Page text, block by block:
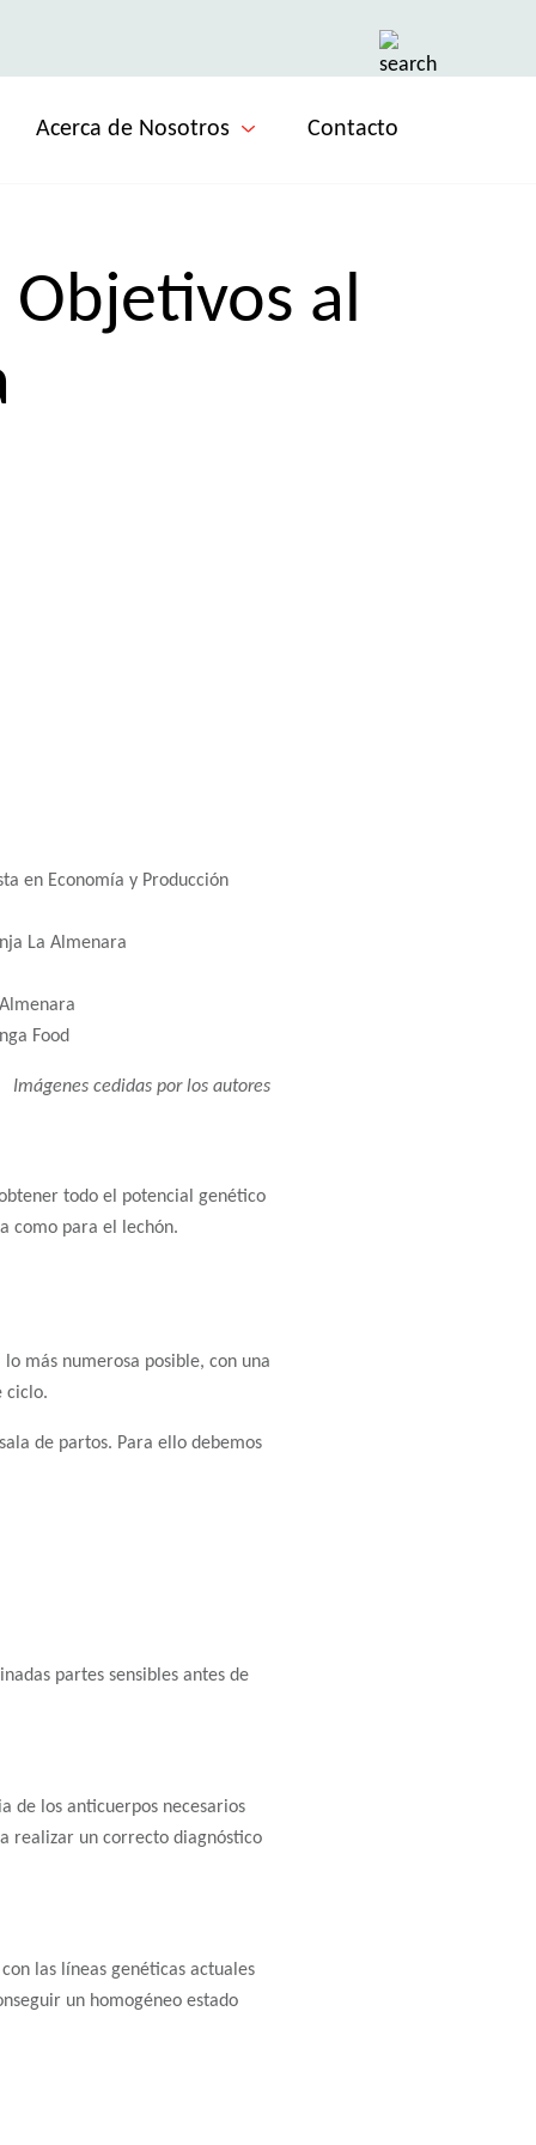
Acerca de Nosotros Contacto
Objetivos al
en Economía y Producción
La Almenara
Food
Imágenes cedidas por los autores
todo el potencial genético
como para el lechón.
más numerosa posible, con una
ciclo.
de partos. Para ello debemos
partes sensibles antes de
de los anticuerpos necesarios
realizar un correcto diagnóstico
las líneas genéticas actuales
un homogéneo estado